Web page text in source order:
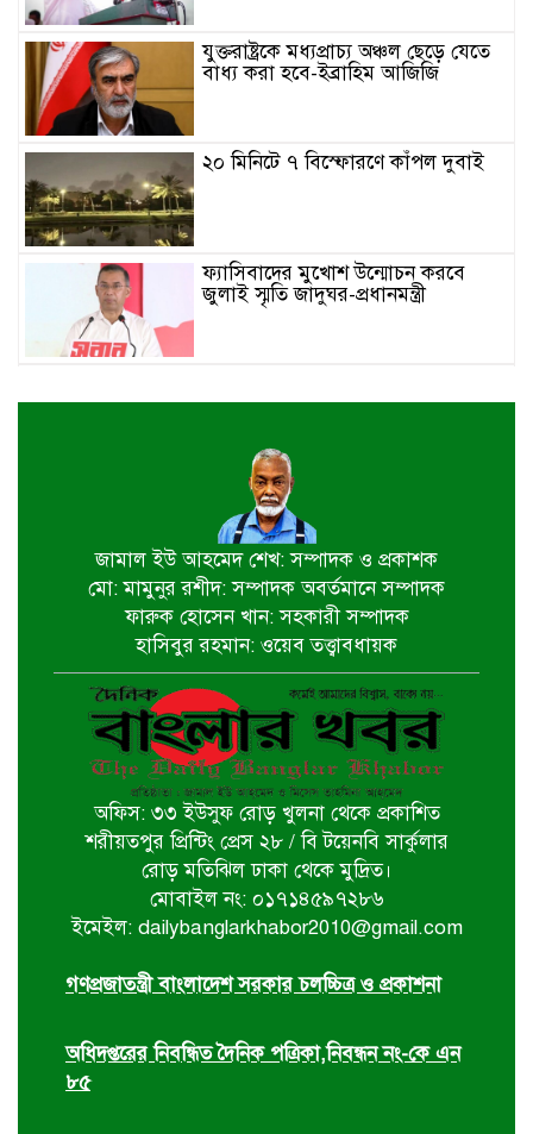
যুক্তরাষ্ট্রকে মধ্যপ্রাচ্য অঞ্চল ছেড়ে যেতে
বাধ্য করা হবে-ইব্রাহিম আজিজি
২০ মিনিটে ৭ বিস্ফোরণে কাঁপল দুবাই
ফ্যাসিবাদের মুখোশ উন্মোচন করবে
জুলাই স্মৃতি জাদুঘর-প্রধানমন্ত্রী
সম্মান দেয়া রাষ্ট্রের পবিত্র দায়িত্ব-ভারপ্রাপ্ত
৫ আগস্ট স্বাধীনতাপ্রিয় মানুষের বিজয়ের
দিন-প্রধানমন্ত্রী
পাইকগাছায় জুলাই গণঅভ্যুত্থান দিবস
পালিত
বটিয়াঘাটায় জুলাই গণঅভ্যুত্থান দিবস
উপলক্ষ্যে পুরস্কার বিতরণ ও সভা অনুষ্ঠিত
দিঘলিয়ায় ট্রাক চাপায় নিহতের ঘটনায়
ঘাতক ট্রাক চালককে গ্রেফতার করেছে
র‍্যাব-৬
ঘোড়াঘাট পৌর বিএনপির উদ্যোগে ৫ই
জামাল ইউ আহমেদ শেখ: সম্পাদক ও প্রকাশক
মো: মামুনুর রশীদ: সম্পাদক অবর্তমানে সম্পাদক
ফারুক হোসেন খান: সহকারী সম্পাদক
হাসিবুর রহমান: ওয়েব তত্ত্বাবধায়ক
অফিস: ৩৩ ইউসুফ রোড় খুলনা থেকে প্রকাশিত
শরীয়তপুর প্রিন্টিং প্রেস ২৮ / বি টয়েনবি সার্কুলার
রোড় মতিঝিল ঢাকা থেকে মুদ্রিত।
মোবাইল নং: ০১৭১৪৫৯৭২৮৬
ইমেইল: dailybanglarkhabor2010@gmail.com
গণপ্রজাতন্ত্রী বাংলাদেশ সরকার চলচ্চিত্র ও প্রকাশনা
অধিদপ্তরের নিবন্ধিত দৈনিক পত্রিকা,নিবন্ধন নং-কে এন
৮৫